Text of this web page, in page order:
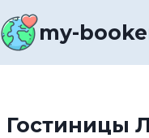
к
содержимому
my-
Гостиницы